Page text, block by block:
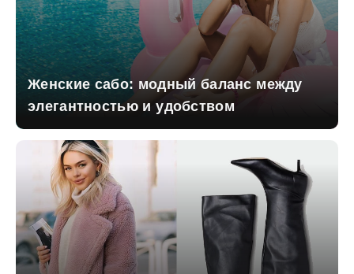
Женские сабо: модный баланс между
элегантностью и удобством